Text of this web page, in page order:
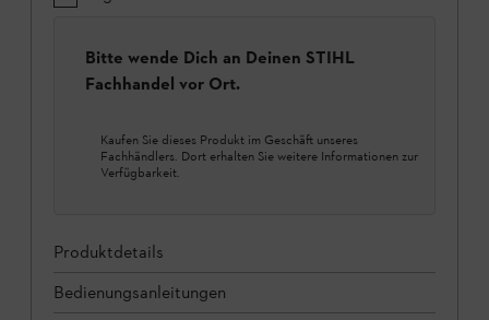
Bitte wende Dich an Deinen STIHL
Fachhandel vor Ort.
Kaufen Sie dieses Produkt im Geschäft unseres
Fachhändlers. Dort erhalten Sie weitere Informationen zur
Verfügbarkeit.
Produktdetails
Bedienungsanleitungen